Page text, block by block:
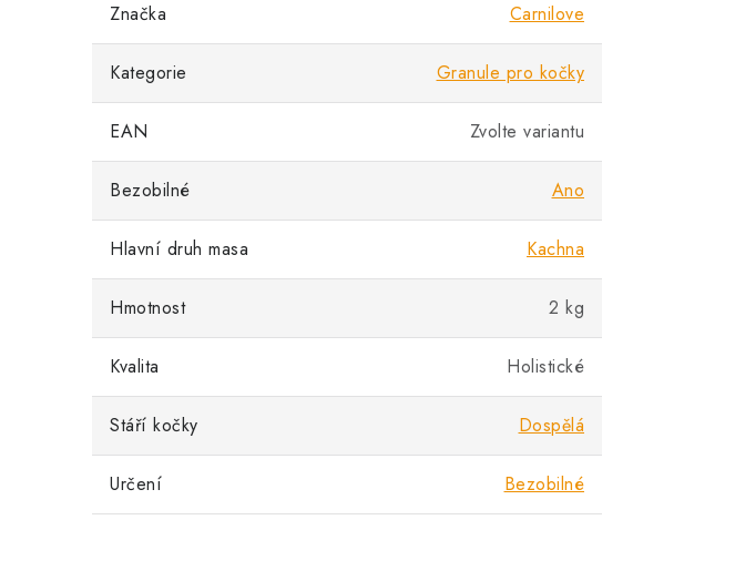
Značka Carnilove
Kategorie Granule pro kočky
EAN Zvolte variantu
Bezobilné Ano
Hlavní druh masa Kachna
Hmotnost 2 kg
Kvalita Holistické
Stáří kočky Dospělá
Určení Bezobilné